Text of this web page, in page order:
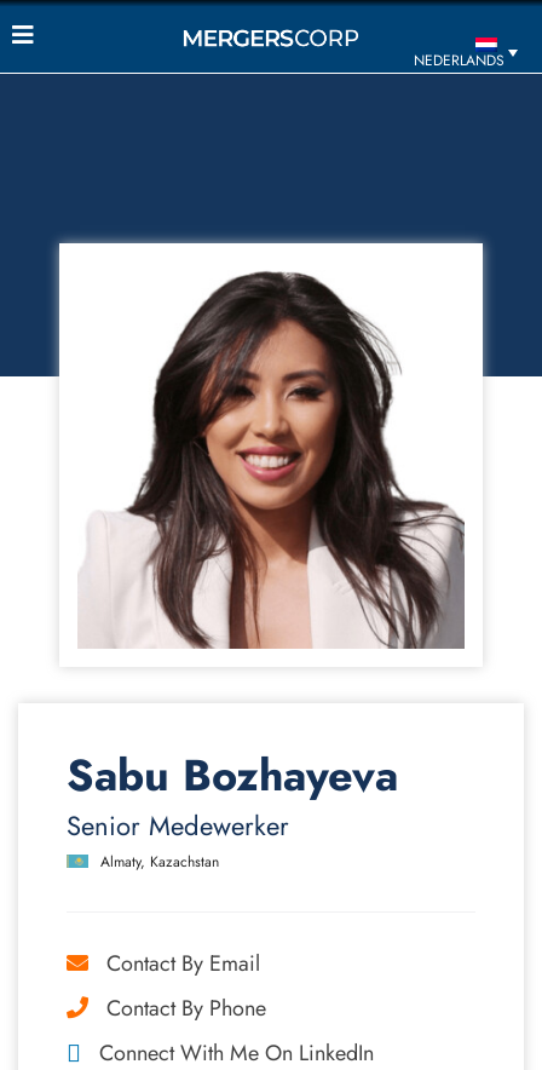
NEDERLANDS
Sabu Bozhayeva
Senior Medewerker
Almaty, Kazachstan
Contact By Email
Contact By Phone
Connect With Me On LinkedIn